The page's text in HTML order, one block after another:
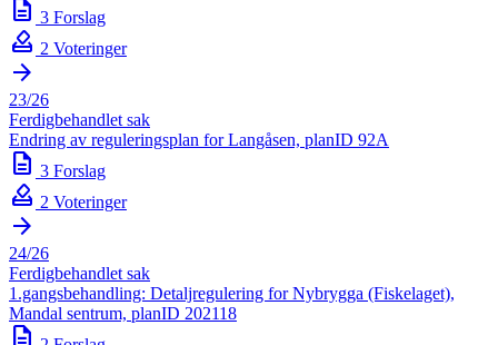
description 3 Forslag
how_to_vote 2 Voteringer
arrow_forward
23/26
Ferdigbehandlet sak
Endring av reguleringsplan for Langåsen, planID 92A
description 3 Forslag
how_to_vote 2 Voteringer
arrow_forward
24/26
Ferdigbehandlet sak
1.gangsbehandling: Detaljregulering for Nybrygga (Fiskelaget),
Mandal sentrum, planID 202118
description